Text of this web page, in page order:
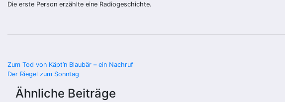
Die erste Person erzählte eine Radiogeschichte.
Beitragsnavigation
Zum Tod von Käpt’n Blaubär – ein Nachruf
Der Riegel zum Sonntag
Ähnliche Beiträge